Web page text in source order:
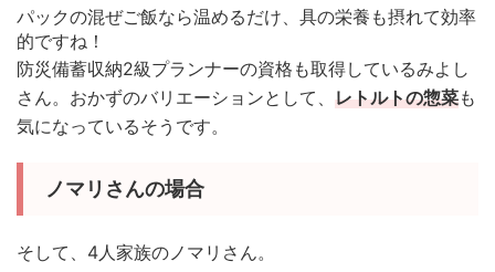
パックの混ぜご飯なら温めるだけ、具の栄養も摂れて効率
的ですね！
防災備蓄収納2級プランナーの資格も取得しているみよし
さん。おかずのバリエーションとして、 レトルトの惣菜も
気になっているそうです。
ノマリさんの場合
そして、4人家族のノマリさん。